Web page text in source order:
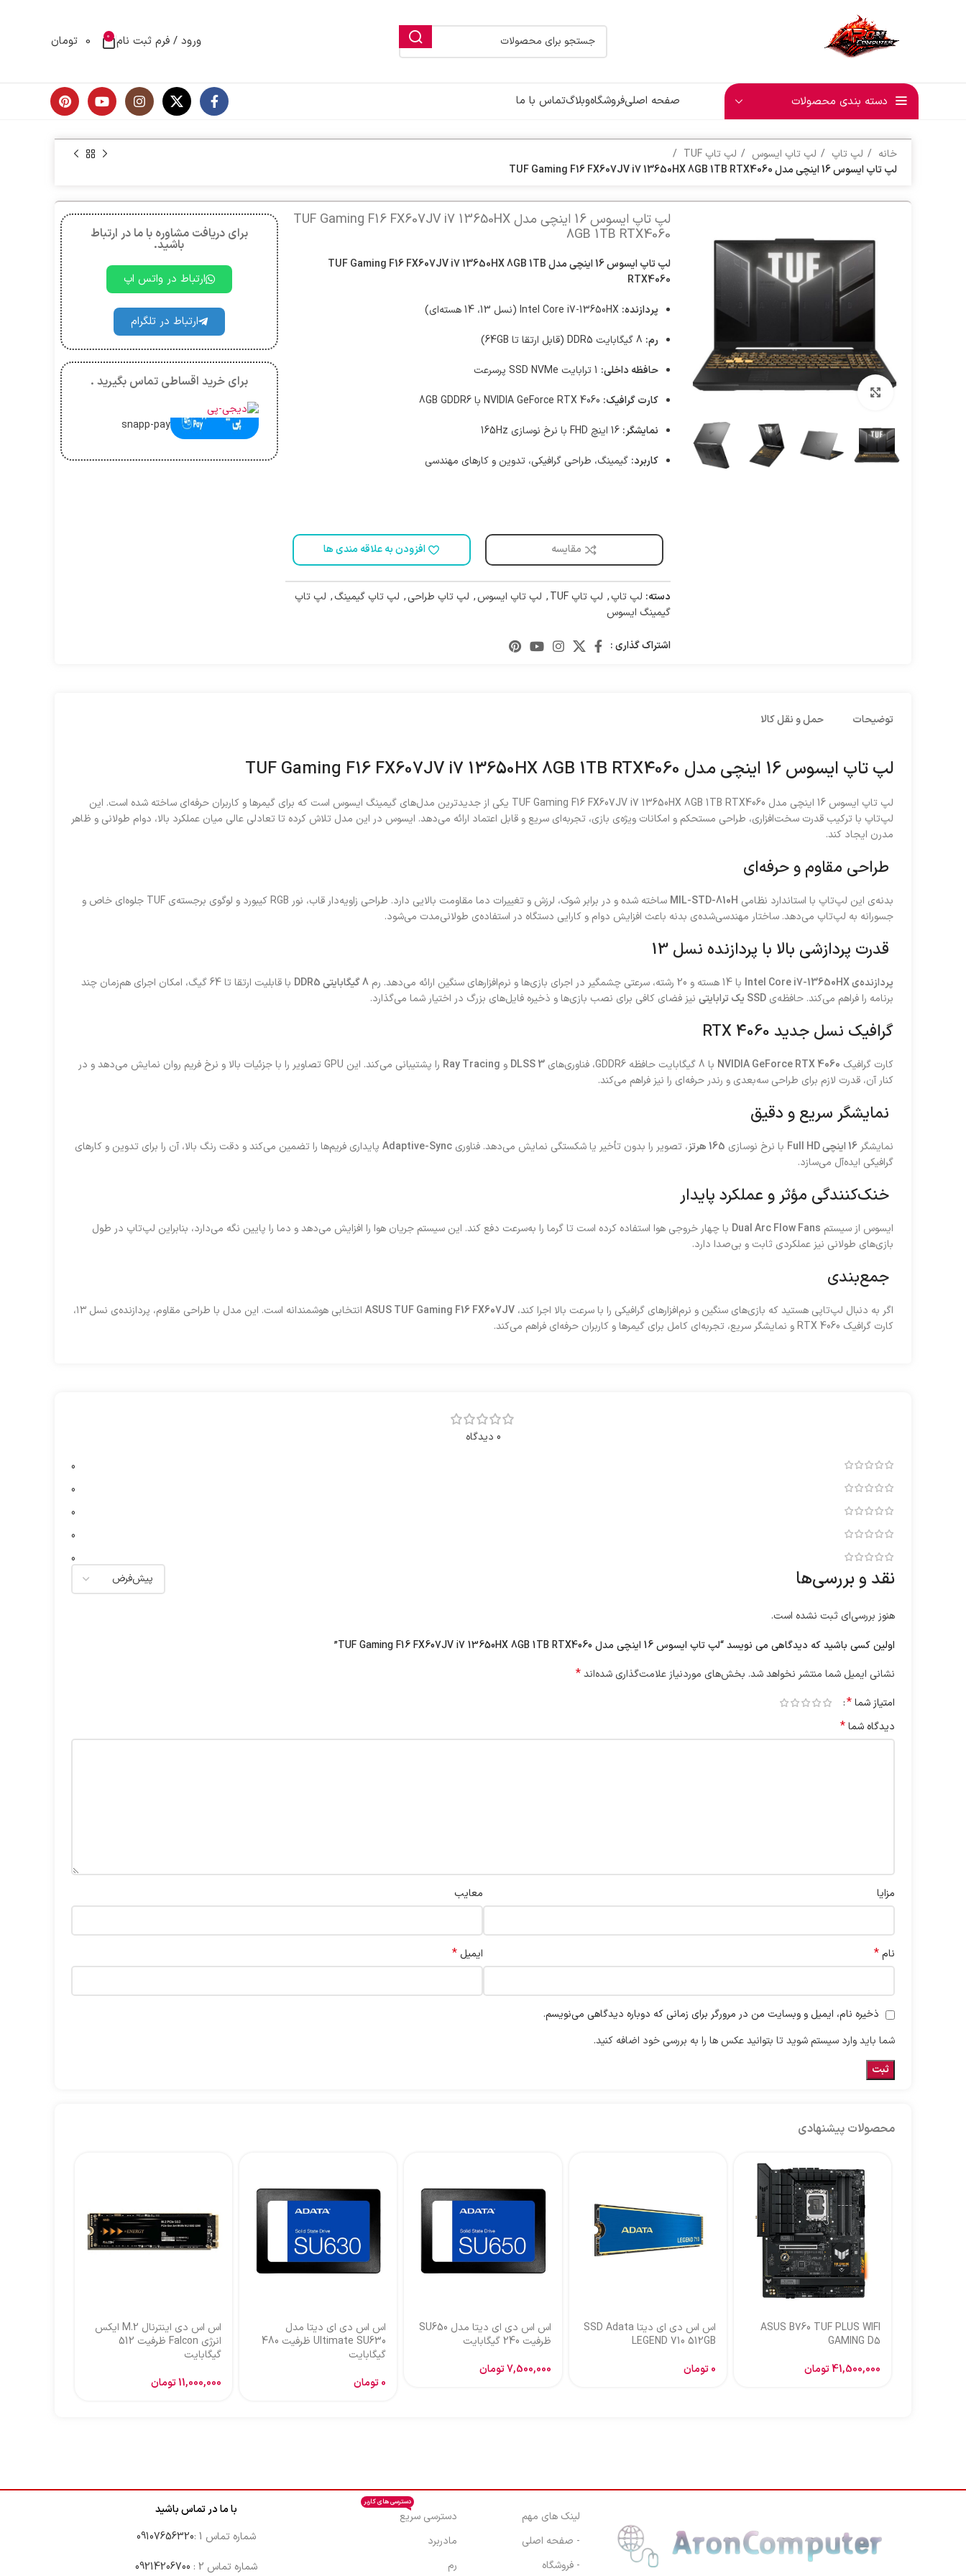
ورود / فرم ثبت نام 0
0 تومان
دسته بندی محصولات صفحه اصلیفروشگاهوبلاگتماس با ما
خانه لپ تاپ لپ تاپ ایسوس
لپ تاپ TUF
لپ تاپ ایسوس 16 اینچی مدل TUF Gaming F16 FX607JV i7 13650HX 8GB 1TB RTX4060
برای بزرگنمایی کلیک کنید
لپ تاپ ایسوس 16 اینچی مدل TUF Gaming F16 FX607JV i7 13650HX
8GB 1TB RTX4060
لپ تاپ ایسوس 16 اینچی مدل TUF Gaming F16 FX607JV i7 13650HX 8GB 1TB
RTX4060
پردازنده: Intel Core i7-13650HX (نسل 13، 14 هسته‌ای)
رم:
حافظه داخلی:
کارت گرافیک:
نمایشگر: 16 اینچ FHD با نرخ نوسازی 165Hz
کاربرد: گیمینگ، طراحی گرافیکی، تدوین و کارهای مهندسی
مقایسه افزودن به علاقه مندی ها
دسته: لپ تاپ, لپ تاپ TUF , لپ تاپ ایسوس, لپ تاپ طراحی, لپ تاپ گیمینگ, لپ تاپ
گیمینگ ایسوس
اشتراک گذاری :
برای دریافت مشاوره با ما در ارتباط
باشید.
ارتباط در واتس اپ
ارتباط در تلگرام
برای خرید اقساطی تماس بگیرید .
snapp-pay
توضیحات حمل و نقل کالا
لپ تاپ ایسوس 16 اینچی مدل TUF Gaming F16 FX607JV i7 13650HX 8GB 1TB RTX4060
لپ تاپ ایسوس 16 اینچی مدل TUF Gaming F16 FX607JV i7 13650HX 8GB 1TB RTX4060 یکی از جدیدترین مدل‌های گیمینگ ایسوس است که برای گیمرها و کاربران حرفه‌ای ساخته شده است. این
لپ‌تاپ با ترکیب قدرت سخت‌افزاری، طراحی مستحکم و امکانات ویژه‌ی بازی، تجربه‌ای سریع و قابل اعتماد ارائه می‌دهد. ایسوس در این مدل تلاش کرده تا تعادلی عالی میان عملکرد بالا، دوام طولانی و ظاهر
مدرن ایجاد کند.
طراحی مقاوم و حرفه‌ای
بدنه‌ی این لپ‌تاپ با استاندارد نظامی MIL-STD-810H
ساخته شده و در برابر شوک، لرزش و تغییرات دما مقاومت بالایی دارد. طراحی زاویه‌دار قاب، نور RGB کیبورد و لوگوی برجسته‌ی TUF جلوه‌ای خاص و
جسورانه به لپ‌تاپ می‌دهد. ساختار مهندسی‌شده‌ی بدنه باعث افزایش دوام و کارایی دستگاه در استفاده‌ی طولانی‌مدت می‌شود.
قدرت پردازشی بالا با پردازنده نسل 13
پردازنده‌ی Intel Core i7-13650HX با 14 هسته و 20 رشته، سرعتی چشمگیر در اجرای بازی‌ها و نرم‌افزارهای سنگین ارائه می‌دهد. رم 8 گیگابایتی DDR5
با قابلیت ارتقا تا 64 گیگ، امکان اجرای هم‌زمان چند
برنامه را فراهم می‌کند. حافظه‌ی SSD یک ترابایتی نیز فضای کافی برای نصب بازی‌ها و ذخیره فایل‌های بزرگ در اختیار شما می‌گذارد.
گرافیک نسل جدید RTX 4060
کارت گرافیک NVIDIA GeForce RTX 4060 با 8 گیگابایت حافظه GDDR6، فناوری‌های DLSS 3 و Ray Tracing
را پشتیبانی می‌کند. این GPU تصاویر را با جزئیات بالا و نرخ فریم روان نمایش می‌دهد و در
کنار آن، قدرت لازم برای طراحی سه‌بعدی و رندر حرفه‌ای را نیز فراهم می‌کند.
نمایشگر سریع و دقیق
نمایشگر 16 اینچی Full HD با نرخ نوسازی 165 هرتز ، تصویر را بدون تأخیر یا شکستگی نمایش می‌دهد. فناوری Adaptive-Sync پایداری فریم‌ها را تضمین می‌کند و دقت رنگ بالا، آن را برای تدوین و کارهای
گرافیکی ایده‌آل می‌سازد.
خنک‌کنندگی مؤثر و عملکرد پایدار
ایسوس از سیستم Dual Arc Flow Fans با چهار خروجی هوا استفاده کرده است تا گرما را به‌سرعت دفع کند. این سیستم جریان هوا را افزایش می‌دهد و دما را پایین نگه می‌دارد، بنابراین لپ‌تاپ در طول
بازی‌های طولانی نیز عملکردی ثابت و بی‌صدا دارد.
جمع‌بندی
اگر به دنبال لپ‌تاپی هستید که بازی‌های سنگین و نرم‌افزارهای گرافیکی را با سرعت بالا اجرا کند، ASUS TUF Gaming F16 FX607JV
انتخابی هوشمندانه است. این مدل با طراحی مقاوم، پردازنده‌ی نسل ۱۳،
کارت گرافیک RTX 4060 و نمایشگر سریع، تجربه‌ای کامل برای گیمرها و کاربران حرفه‌ای فراهم می‌کند.
0 دیدگاه
0
0
0
0
0
نقد و بررسی‌ها
هنوز بررسی‌ای ثبت نشده است.
اولین کسی باشید که دیدگاهی می نویسد “لپ تاپ ایسوس 16 اینچی مدل TUF Gaming F16 FX607JV i7 13650HX 8GB 1TB RTX4060”
نشانی ایمیل شما منتشر نخواهد شد. بخش‌های موردنیاز علامت‌گذاری شده‌اند*
امتیاز شما*
دیدگاه شما*
مزایا معایب
نام* ایمیل *
ذخیره نام، ایمیل و وبسایت من در مرورگر برای زمانی که دوباره دیدگاهی می‌نویسم.
شما باید وارد سیستم شوید تا بتوانید عکس ها را به بررسی خود اضافه کنید.
محصولات پیشنهادی
ASUS B760 TUF PLUS WIFI
GAMING D5
41,500,000تومان
اس اس دی ای دیتا SSD Adata
LEGEND 710 512GB
0تومان
اس اس دی ای دیتا مدل SU650
ظرفیت 240 گیگابایت
7,500,000تومان
اس اس دی ای دیتا مدل
Ultimate SU630 ظرفیت 480
گیگابایت
0تومان
اس اس دی اینترنال M.2 ایکس
انرژی Falcon ظرفیت 512
گیگابایت
11,000,000تومان
لینک های مهم
- صفحه اصلی
- فروشگاه
دسترسی سریع
دسترسی های کاربر
مادربرد
رم
با ما در تماس باشید
شماره تماس 1 :
09107656320
شماره تماس 2 :